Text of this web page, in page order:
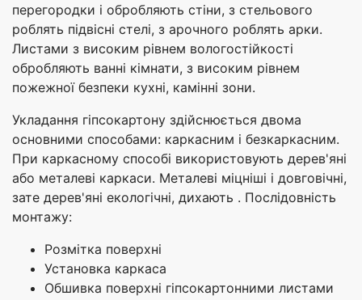
перегородки і обробляють стіни, з стельового
роблять підвісні стелі, з арочного роблять арки.
Листами з високим рівнем вологостійкості
обробляють ванні кімнати, з високим рівнем
пожежної безпеки кухні, камінні зони.
Укладання гіпсокартону здійснюється двома
основними способами: каркасним і безкаркасним.
При каркасному способі використовують дерев'яні
або металеві каркаси. Металеві міцніші і довговічні,
зате дерев'яні екологічні, дихають . Послідовність
монтажу:
Розмітка поверхні
Установка каркаса
Обшивка поверхні гіпсокартонними листами